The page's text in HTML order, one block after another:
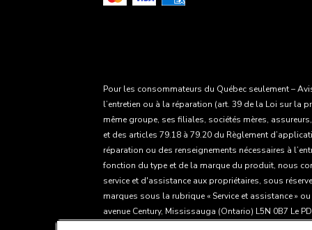
Pour les consommateurs du Québec seulement –
l’entretien ou à la réparation (art. 39 de la Loi sur la
même groupe, ses filiales, sociétés mères,
et des articles 79.18 à 79.20 du Règlement
réparation ou des renseignements nécessaires à
fonction du type et de la marque du produit, nous
service et d'assistance aux propriétaires, sous
marques sous la rubrique « Service et assistance »
avenue Century, Mississauga (Ontario) L5N 0B7 Le